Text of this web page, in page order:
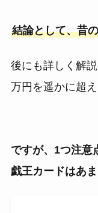
結論として、昔
後にも詳しく解
万円を遥かに超
ですが、1つ注意
戯王カードはあ